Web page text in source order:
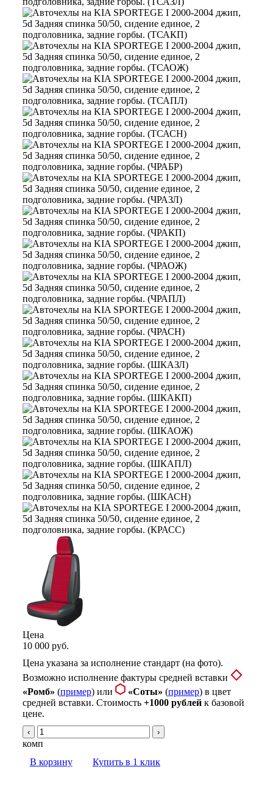
Цена
10 000 руб.
Цена указана за исполнение стандарт (на фото).
Возможно исполнение фактуры средней вставки
«Ромб» (пример) или «Соты» (пример) в цвет
средней вставки. Стоимость +1000 рублейк базовой
цене.
‹ ›
комп
В корзину
Купить в 1 клик